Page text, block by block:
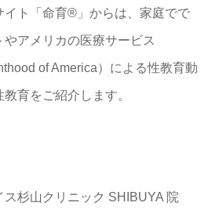
イト「命育®」からは、家庭でで
アメリカの医療サービス
of America）による性教育動
育をご紹介します。
ス杉山クリニック SHIBUYA 院